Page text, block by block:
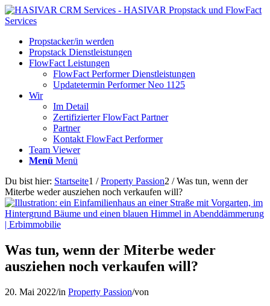
Propstacker/in werden
Propstack Dienstleistungen
FlowFact Leistungen
FlowFact Performer Dienstleistungen
Updatetermin Performer Neo 1125
Wir
Im Detail
Zertifizierter FlowFact Partner
Partner
Kontakt FlowFact Performer
Team Viewer
Menü Menü
Du bist hier: Startseite1 / Property Passion2 / Was tun, wenn der
Miterbe weder ausziehen noch verkaufen will?
Was tun, wenn der Miterbe weder
ausziehen noch verkaufen will?
20. Mai 2022/in Property Passion/von